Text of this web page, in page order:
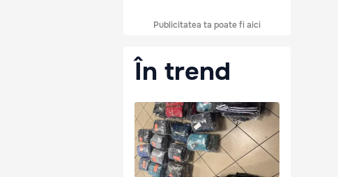
Publicitatea ta poate fi aici
În trend